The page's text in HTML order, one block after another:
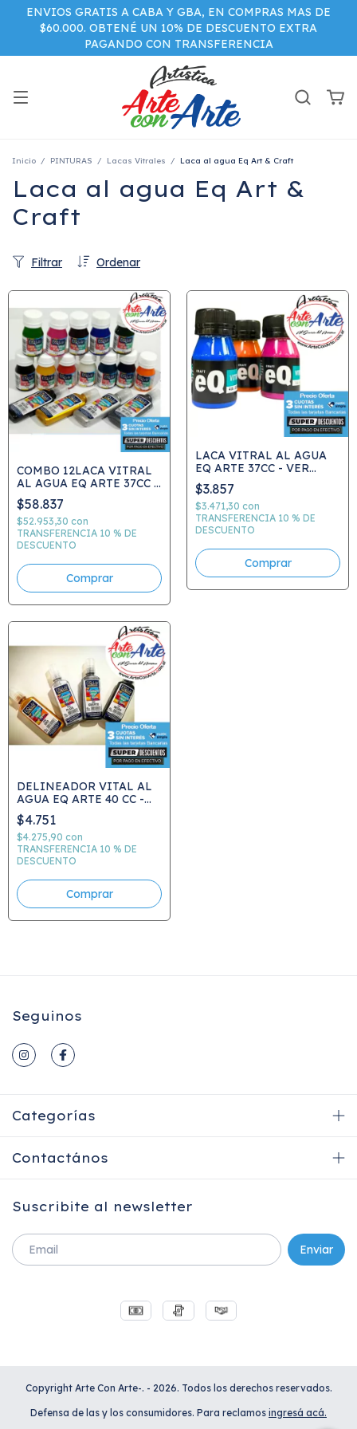
ENVIOS GRATIS A CABA Y GBA, EN COMPRAS MAS DE
$60.000. OBTENÉ UN 10% DE DESCUENTO EXTRA
PAGANDO CON TRANSFERENCIA
Inicio / PINTURAS / Lacas Vitrales / Laca al agua Eq Art & Craft
Laca al agua Eq Art &
Craft
Ordenar
Filtrar
COMBO 12LACA VITRAL
AL AGUA EQ ARTE 37CC +
4 DELINEADORES 40CC -
PRECIO COMBO
$58.837
$52.953,30 con
TRANSFERENCIA 10 % DE
DESCUENTO
LACA VITRAL AL AGUA
EQ ARTE 37CC - VER
CARTA DE COLORES -
ELEGIR COLOR
$3.857
$3.471,30 con
TRANSFERENCIA 10 % DE
DESCUENTO
Comprar
DELINEADOR VITAL AL
AGUA EQ ARTE 40 CC -
VER CARTA DE COLORES
- ELEGIR COLOR
$4.751
$4.275,90 con
TRANSFERENCIA 10 % DE
DESCUENTO
Comprar
Seguinos
Categorías
Contactános
Suscribite al newsletter
Copyright Arte Con Arte-. - 2026. Todos los derechos reservados.
Defensa de las y los consumidores. Para reclamos ingresá acá.